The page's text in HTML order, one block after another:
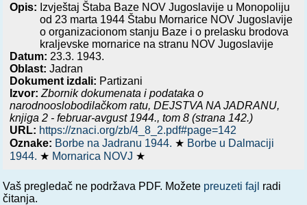
Opis: Izvještaj Štaba Baze NOV Jugoslavije u Monopoliju
od 23 marta 1944 Štabu Mornarice NOV Jugoslavije
o organizacionom stanju Baze i o prelasku brodova
kraljevske mornarice na stranu NOV Jugoslavije
Datum: 23.3. 1943.
Oblast: Jadran
Dokument izdali: Partizani
Izvor: Zbornik dokumenata i podataka o
narodnooslobodilačkom ratu,DEJSTVA NA JADRANU,
knjiga 2 - februar-avgust 1944., tom 8 (strana 142.)
URL: https://znaci.org/zb/4_8_2.pdf#page=142
Oznake: Borbe na Jadranu 1944. ★ Borbe u Dalmaciji
1944. ★ Mornarica NOVJ ★
Vaš pregledač ne podržava PDF. Možete preuzeti fajl radi
čitanja.